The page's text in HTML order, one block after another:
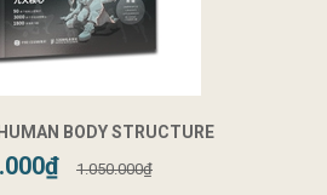
BODY STRUCTURE
1.050.000₫